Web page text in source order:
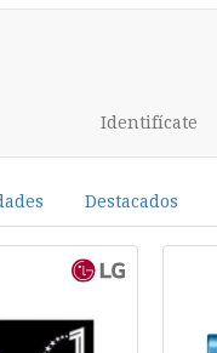
Identifícate
Destacados